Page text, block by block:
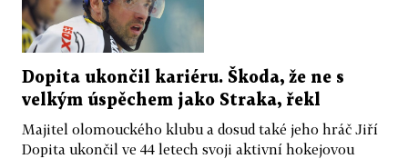
Dopita ukončil kariéru. Škoda, že ne s
velkým úspěchem jako Straka, řekl
Majitel olomouckého klubu a dosud také jeho hráč Jiří
Dopita ukončil ve 44 letech svoji aktivní hokejovou